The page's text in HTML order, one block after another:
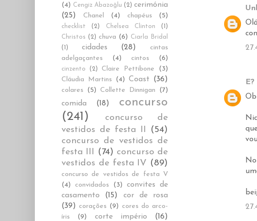
E?
(4) Cengiz Abazoğlu (2) cerimónia
(25)
Chanel (4) chapéus (5)
checklist (2) Chelsea Clinton
(1)
Christos (2) chuva (6)
Ciarla Bridal
(1)
cidades (28)
cintas
adelgaçantes
(4) cintos (6)
cinzento (2) Claire Pettibone
(3)
Cláudia Martins (4) Coast (36)
colares (5) Collette Dinnigan (7)
comida (18)
concurso
(241)
concurso de
vestidos de festa II
(54)
concurso de vestidos de
festa III
(74) concurso de
vestidos de festa IV (89)
concurso de vestidos de festa V
(4)
convidados (3)
convites de
casamento
(15)
cor de rosa
(39) corações (9) cores do arco-
íris
(9) corte império (16)